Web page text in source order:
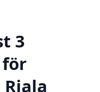
3